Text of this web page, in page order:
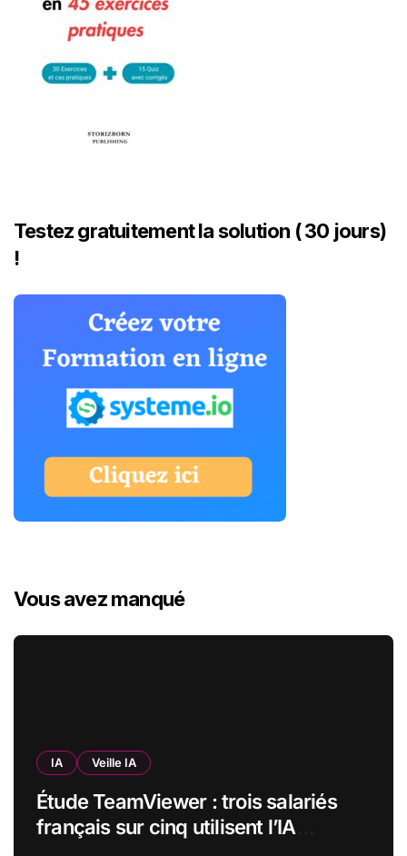
Testez gratuitement la solution ( 30 jours)
!
Vous avez manqué
IA Veille IA
Étude TeamViewer : trois salariés
français sur cinq utilisent l’IA